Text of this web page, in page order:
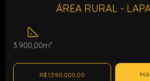
ÁREA RURAL -
3.900,00m²
R$ 1.590.000,00